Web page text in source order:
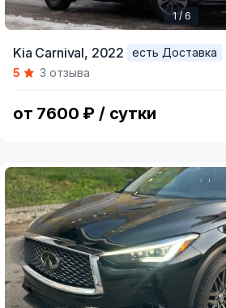
of
1 / 6
Kia Carnival, 2022
есть Доставка
5
3 отзыва
от 7600 ₽ / сутки